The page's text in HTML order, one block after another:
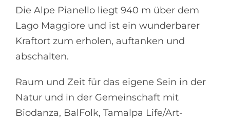
Die Alpe Pianello liegt 940 m über dem
Lago Maggiore und ist ein wunderbarer
Kraftort zum erholen, auftanken und
abschalten.
Raum und Zeit für das eigene Sein in der
Natur und in der Gemeinschaft mit
Biodanza, BalFolk, Tamalpa Life/Art-